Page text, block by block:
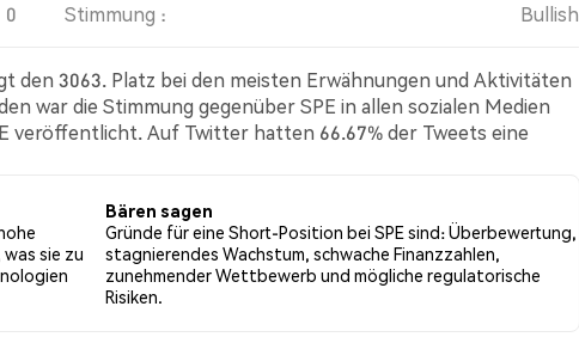
0 Stimmung : Bullish
den 3063. Platz bei den meisten Erwähnungen und Aktivitäten
war die Stimmung gegenüber SPE in allen sozialen Medien
veröffentlicht. Auf Twitter hatten 66.67% der Tweets eine
sie zu
Bären sagen
Gründe für eine Short-Position bei SPE sind: Überbewertung,
stagnierendes Wachstum, schwache Finanzzahlen,
zunehmender Wettbewerb und mögliche regulatorische
Risiken.